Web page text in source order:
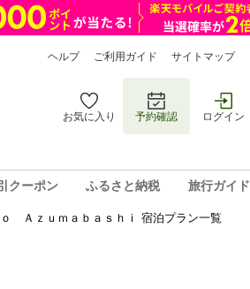
ヘルプ ご利用ガイド サイトマップ
お気に入り 予約確認 ログイン
クーポン ふるさと納税 旅行ガイド
Ａｚｕｍａｂａｓｈｉ 宿泊プラン一覧